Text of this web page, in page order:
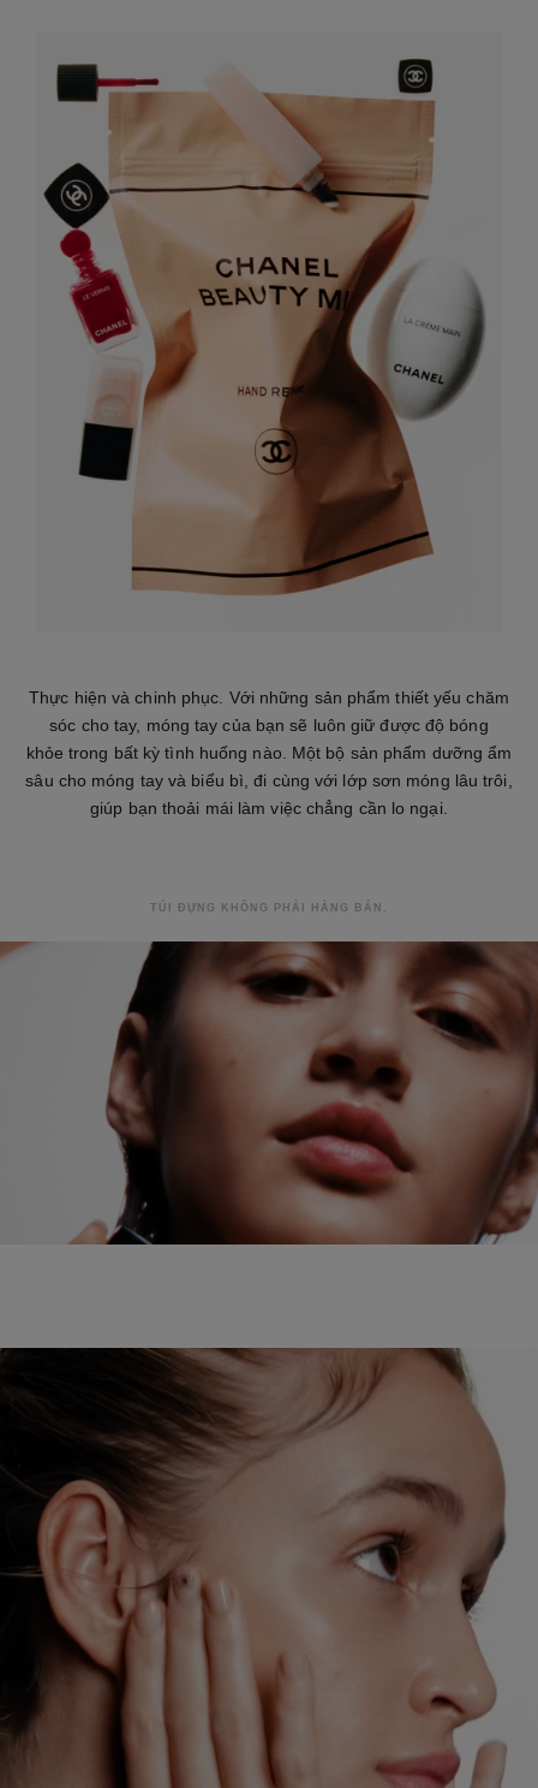
Thực hiện và chinh phục. Với những sản phẩm thiết yếu chăm
sóc cho tay, móng tay của bạn sẽ luôn giữ được độ bóng
khỏe trong bất kỳ tình huống nào. Một bộ sản phẩm dưỡng ẩm
sâu cho móng tay và biểu bì, đi cùng với lớp sơn móng lâu trôi,
giúp bạn thoải mái làm việc chẳng cần lo ngại.
TÚI ĐỰNG KHÔNG PHẢI HÀNG BÁN.